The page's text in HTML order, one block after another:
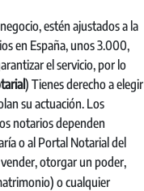
estén ajustados a la
en España, unos 3.000,
el servicio, por lo
) Tienes derecho a elegir
su actuación. Los
notarios dependen
o al Portal Notarial del
otorgar un poder,
o cualquier